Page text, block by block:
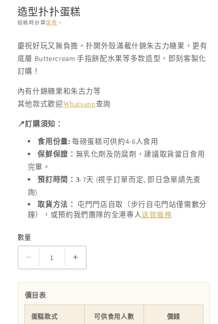
體
檔
造型扑扑蛋糕
結帳時計算運費 。
存
貨
單
位
(SKU):
慶祝好玩又無負擔。扑開外殼滿載什錦朱古力糖果，更有
底層 Buttercream 手指餅配水果等多款造型，即刻客製化
訂購！
內有什錦糖果和朱古力等
其他款式歡迎Whatsapp查詢
📍訂購須知：
食用份量:每磅蛋糕可供約4-6人食用
保鮮保證： 無乳化劑及防腐劑，建議取貨當日食用
完畢。
預訂時間：3-7天 (視乎訂單而定, 即日急單請先查
詢)
取貨方法：
屯門門店自取（步行自屯門站僅需數分
鐘），或預約我們團隊的全港專人送貨服務
數
數量
扑
扑
蛋
扑
價目表
蛋糕款式 可供食用人數 價錢